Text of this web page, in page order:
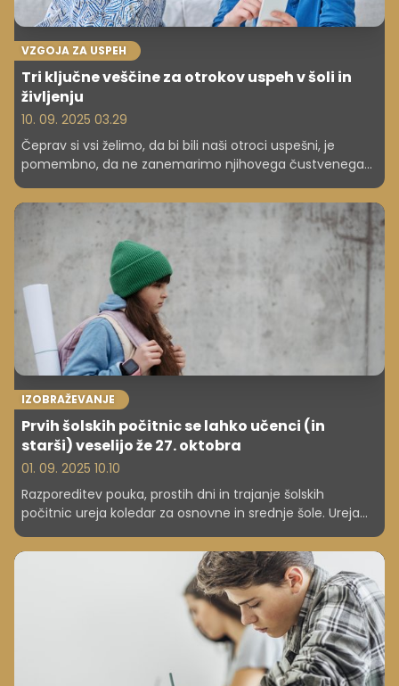
VZGOJA ZA USPEH
Tri ključne veščine za otrokov uspeh v šoli in
življenju
10. 09. 2025 03.29
Čeprav si vsi želimo, da bi bili naši otroci uspešni, je
pomembno, da ne zanemarimo njihovega čustvenega
in duševnega zdravja.
IZOBRAŽEVANJE
Prvih šolskih počitnic se lahko učenci (in
starši) veselijo že 27. oktobra
01. 09. 2025 10.10
Razporeditev pouka, prostih dni in trajanje šolskih
počitnic ureja koledar za osnovne in srednje šole. Ureja
tudi nekatere roke, denimo za obveščanje o učnem
uspehu in dosežkih učencev pri nacionalnem preverjanju
znanja ter za izdajo spričeval. Preverite pomembne